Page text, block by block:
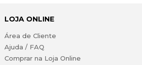
LOJA ONLINE
Área de Cliente
Ajuda / FAQ
Comprar na Loja Online